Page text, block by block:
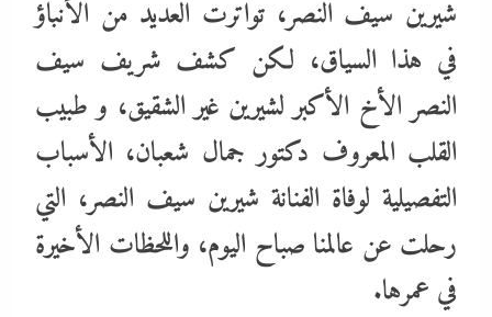
شيرين سيف النصر، تواترت العديد من الأنباؤ
في هذا السياق، لكن كشف شريف سيف
النصر الأخ الأكبر لشيرين غير الشقيق، و طبيب
القلب المعروف دكتور جمال شعبان، الأسباب
التفصيلية لوفاة الفنانة شيرين سيف النصر، التي
رحلت عن عالمنا صباح اليوم، واللحظات الأخيرة
في عمرها.